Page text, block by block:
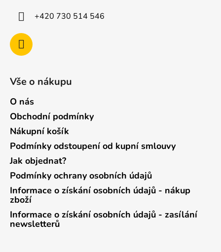
+420 730 514 546
Vše o nákupu
O nás
Obchodní podmínky
Nákupní košík
Podmínky odstoupení od kupní smlouvy
Jak objednat?
Podmínky ochrany osobních údajů
Informace o získání osobních údajů - nákup
zboží
Informace o získání osobních údajů - zasílání
newsletterů